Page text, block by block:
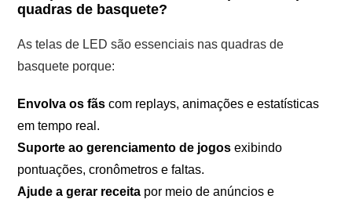
quadras de basquete?
As telas de LED são essenciais nas quadras de
basquete porque:
Envolva os fãs com replays, animações e estatísticas
em tempo real.
Suporte ao gerenciamento de jogos exibindo
pontuações, cronômetros e faltas.
Ajude a gerar receita por meio de anúncios e